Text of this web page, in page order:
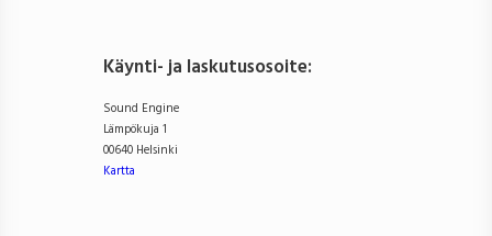
Käynti- ja laskutusosoite:
Sound Engine
Lämpökuja 1
00640 Helsinki
Kartta